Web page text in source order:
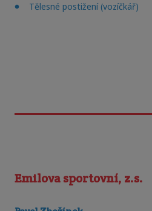
Tělesné postižení (vozíčkář)
Emilova sportovní, z.s.